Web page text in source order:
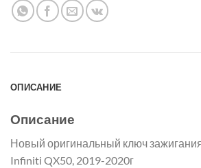
ОПИСАНИЕ
Описание
Новый оригинальный ключ
Infiniti QX50, 2019-2020г